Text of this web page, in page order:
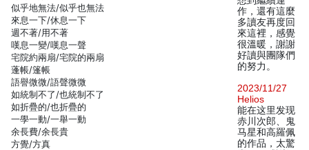
似乎地無法/似乎也無法
來息一下/休息一下
週不著/用不著
嘆息一變/嘆息一聲
宅院約兩扇/宅院的兩扇
蓬帳/篷帳
語譽微微/語聲微微
如統制不了/也統制不了
如折疊的/也折疊的
一學一動/一舉一動
余長費/余長貴
方覺/方真
作，還有這麼
多讀友再度回
來這裡，感覺
很溫暖，謝謝
好讀與團隊們
的努力。
2023/11/27
Helios
能在这里发现
赤川次郎、鬼
马星和高羅佩
的作品，太驚